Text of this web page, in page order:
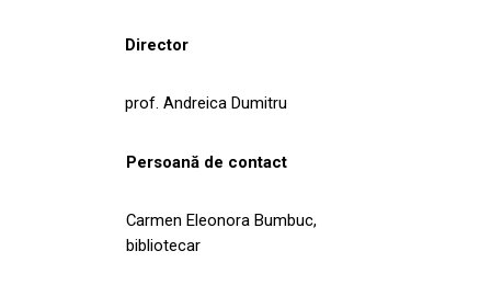
Director
prof. Andreica Dumitru
Persoană de contact
Carmen Eleonora Bumbuc,
bibliotecar